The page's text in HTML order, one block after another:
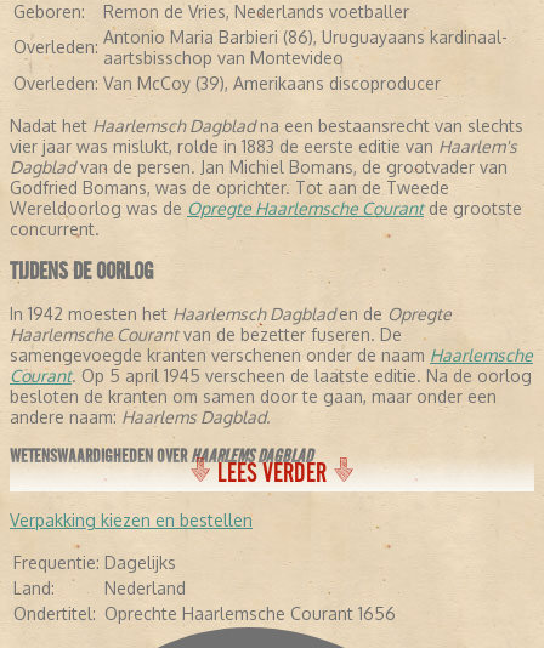
Geboren:
Remon de Vries, Nederlands voetballer
Overleden: Antonio Maria Barbieri (86), Uruguayaans kardinaal-
aartsbisschop van Montevideo
Overleden: Van McCoy (39), Amerikaans discoproducer
Nadat het Haarlemsch Dagbladna een bestaansrecht van slechts
vier jaar was mislukt, rolde in 1883 de eerste editie van Haarlem's
Dagbladvan de persen. Jan Michiel Bomans, de grootvader van
Godfried Bomans, was de oprichter. Tot aan de Tweede
Wereldoorlog was de Opregte Haarlemsche Courantde grootste
concurrent.
TIJDENS DE OORLOG
In 1942 moesten het Haarlemsch Dagbladen de Opregte
Haarlemsche Courantvan de bezetter fuseren. De
samengevoegde kranten verschenen onder de naam Haarlemsche
Courant. Op 5 april 1945 verscheen de laatste editie. Na de oorlog
besloten de kranten om samen door te gaan, maar onder een
andere naam: Haarlems Dagblad.
WETENSWAARDIGHEDEN OVERHAARLEMS DAGBLAD
- De krant stelt dat ze de oudste krant verschijnende krant ter
wereld is, omdat ze is samengegaan met de
Courant
- In de negentiende eeuw schreven een aantal letterkundigen voor
de krant: Conrad Busken Huet en Eduard Douwes Dekker, beter
bekend als Multatuli.
- In 1948 kreeg de krant de toevoeging:Oprechte haarlemsche
LEES VERDER
Verpakking kiezen en bestellen
Frequentie: Dagelijks
Land:
Nederland
Ondertitel: Oprechte Haarlemsche Courant 1656